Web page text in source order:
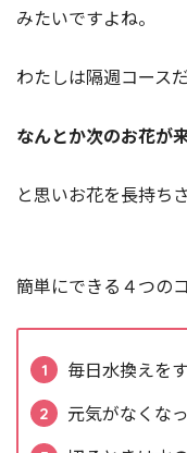
みたいですよね。
わたしは隔週コース
なんとか次のお花が
と思いお花を長持ち
簡単にできる４つの
毎日水換えを
元気がなくな